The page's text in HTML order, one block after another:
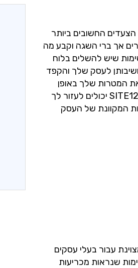
החשובים ביותר
אך ברי השגה וקבע מה
שיש להשלים בלוח
לעסק שלך והקפד
המטרות שלך באופן
קבוע ולהתאים אותן בהתאם לצורך. זכור כי כלים כמו SITE123 יכולים לעזור לך
המקוונת של העסק
עבור בעלי עסקים
שנראות מכריעות